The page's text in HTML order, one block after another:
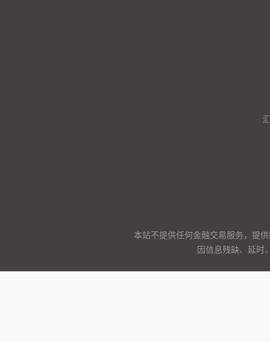
本站不提供任何金融交易服务，提
因信息残缺、延时